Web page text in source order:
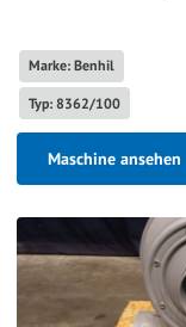
Marke: Benhil
Typ: 8362/100
Maschine ansehen